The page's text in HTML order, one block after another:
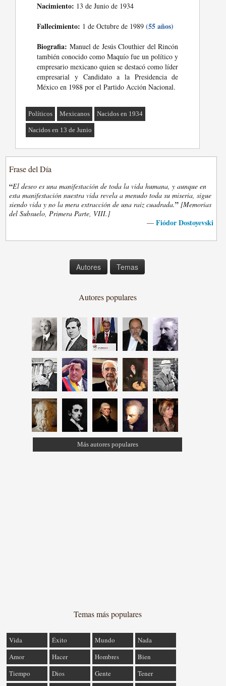
Nacimiento: 13 de Junio de 1934
Fallecimiento: 1 de Octubre de 1989(55 años)
Biografia: Manuel de Jesús Clouthier del Rincón
también conocido como Maquío fue un político y
empresario mexicano quien se destacó como líder
empresarial y Candidato a la Presidencia de
México en 1988 por el Partido Acción Nacional.
Políticos Mexicanos Nacidos en 1934
Nacidos en 13 de Junio
Frase del Día
“El deseo es una manifestación de toda la vida humana, y aunque en
esta manifestación nuestra vida revela a menudo toda su miseria, sigue
siendo vida y no la mera extracción de una raiz cuadrada.” [Memorias
del Subsuelo, Primera Parte, VIII.]
— Fiódor Dostoyevski
Autores Temas
Autores populares
Más autores populares
Temas más populares
Vida Éxito Mundo
Nada
Amor
Hacer Hombres
Bien
Tiempo
Dios Gente
Tener